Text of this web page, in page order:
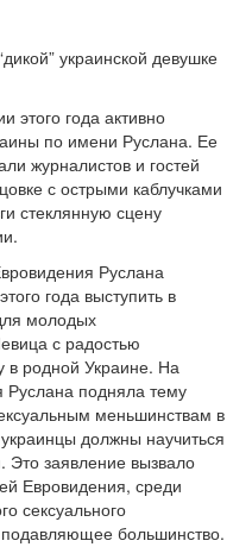
украинской девушке
этого года активно
по имени Руслана. Ее
журналистов и гостей
с острыми каблучками
стеклянную сцену
Руслана
года выступить в
молодых
с радостью
в родной Украине. На
подняла тему
меньшинствам в
должны научиться
Это заявление вызвало
Евровидения, среди
сексуального
подавляющее большинство.